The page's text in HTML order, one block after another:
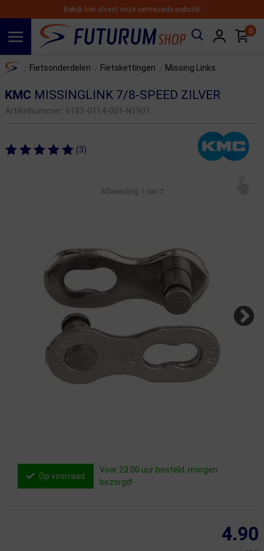
Bekijk hier alvast onze vernieuwde website!
0
Home Fietsonderdelen Fietskettingen Missing Links
KMC MISSINGLINK 7/8-SPEED ZILVER
Artikelnummer: 6183-0114-001-N1901
(3)
Afbeelding 1 van 2
Op voorraad
Voor 23:00 uur besteld, morgen
bezorgd!
4.90